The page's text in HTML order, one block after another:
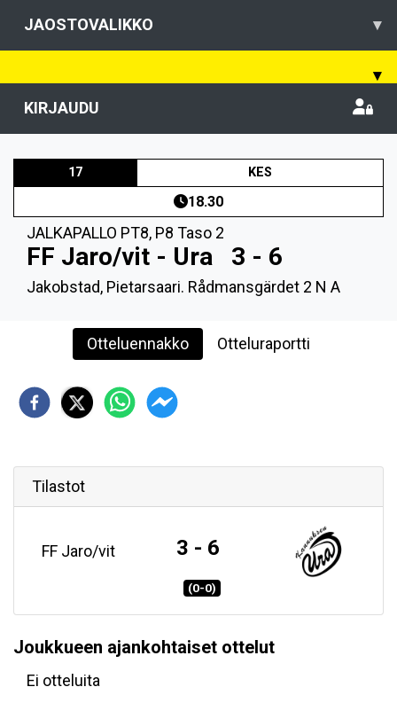
JAOSTOVALIKKO ▾
▾
KIRJAUDU
17 KES
18.30
JALKAPALLO PT8, P8 Taso 2
FF Jaro/vit - Ura 3 - 6
Jakobstad, Pietarsaari. Rådmansgärdet 2 N A
Otteluennakko Otteluraportti
Tilastot
FF Jaro/vit 3 - 6
(0-0)
Joukkueen ajankohtaiset ottelut
Ei otteluita